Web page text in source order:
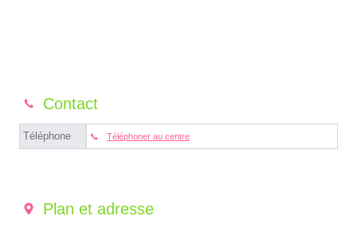
Contact
Téléphone Téléphoner au centre
Plan et adresse